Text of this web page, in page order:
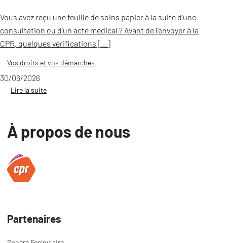
Vous avez reçu une feuille de soins papier à la suite d’une
consultation ou d’un acte médical ? Avant de l’envoyer à la
CPR, quelques vérifications […]
Vos droits et vos démarches
30/06/2026
Lire la suite
À propos de nous
Partenaires